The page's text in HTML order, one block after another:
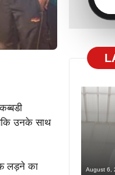
उनके साथ
लड़ने का
August 6,